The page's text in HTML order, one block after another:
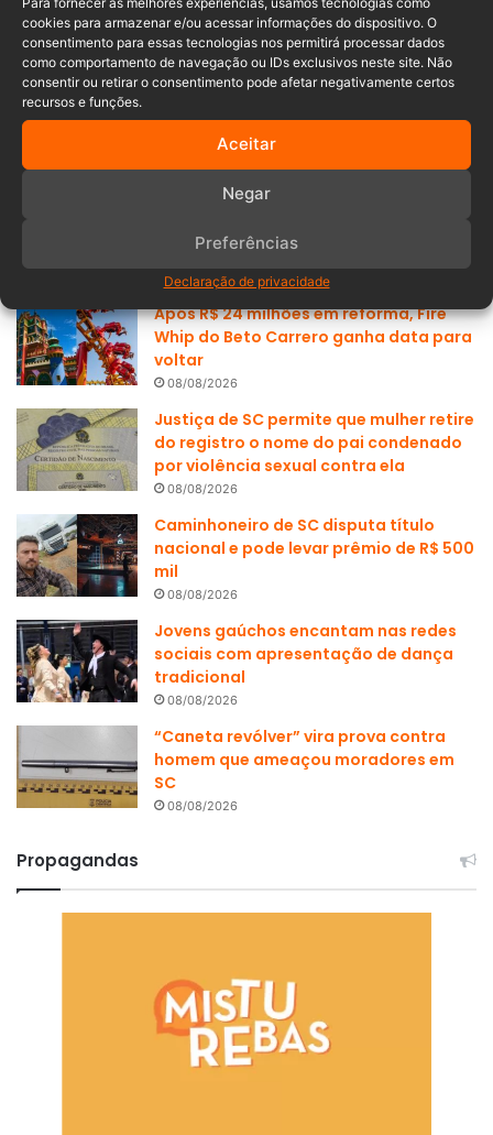
cookies para armazenar e/ou acessar informações do dispositivo. O
consentimento para essas tecnologias nos permitirá processar dados
como comportamento de navegação ou IDs exclusivos neste site. Não
consentir ou retirar o consentimento pode afetar negativamente certos
recursos e funções.
Aceitar
Negar
Preferências
Declaração de privacidade
Após R$ 24 milhões em reforma, Fire
Whip do Beto Carrero ganha data para
voltar
08/08/2026
Justiça de SC permite que mulher retire
do registro o nome do pai condenado
por violência sexual contra ela
08/08/2026
Caminhoneiro de SC disputa título
nacional e pode levar prêmio de R$ 500
mil
08/08/2026
Jovens gaúchos encantam nas redes
sociais com apresentação de dança
tradicional
08/08/2026
“Caneta revólver” vira prova contra
homem que ameaçou moradores em
SC
08/08/2026
Propagandas